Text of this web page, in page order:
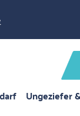
Ungeziefer